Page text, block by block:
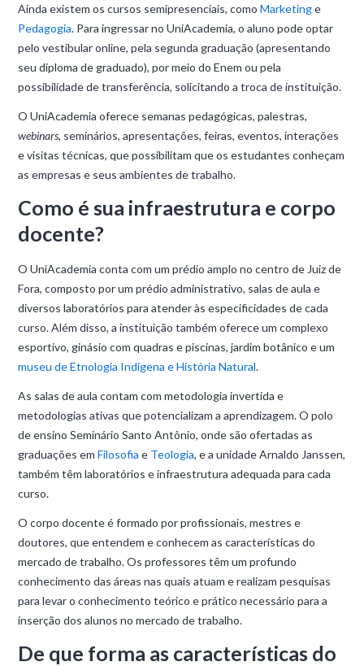
Ainda existem os cursos semipresenciais, como Marketinge
Pedagogia. Para ingressar no UniAcademia, o aluno pode optar
pelo vestibular online, pela segunda graduação (apresentando
seu diploma de graduado), por meio do Enem ou pela
possibilidade de transferência, solicitando a troca de instituição.
O UniAcademia oferece semanas pedagógicas, palestras,
webinars, seminários, apresentações, feiras, eventos, interações
e visitas técnicas, que possibilitam que os estudantes conheçam
as empresas e seus ambientes de trabalho.
Como é sua infraestrutura e corpo
docente?
O UniAcademia conta com um prédio amplo no centro de Juiz de
Fora, composto por um prédio administrativo, salas de aula e
diversos laboratórios para atender às especificidades de cada
curso. Além disso, a instituição também oferece um complexo
esportivo, ginásio com quadras e piscinas, jardim botânico e um
museu de Etnologia Indígena e História Natural.
As salas de aula contam com metodologia invertida e
metodologias ativas que potencializam a aprendizagem. O polo
de ensino Seminário Santo Antônio, onde são ofertadas as
graduações emFilosofia e Teologia, e a unidade Arnaldo Janssen,
também têm laboratórios e infraestrutura adequada para cada
curso.
O corpo docente é formado por profissionais, mestres e
doutores, que entendem e conhecem as características do
mercado de trabalho. Os professores têm um profundo
conhecimento das áreas nas quais atuam e realizam pesquisas
para levar o conhecimento teórico e prático necessário para a
inserção dos alunos no mercado de trabalho.
De que forma as características do